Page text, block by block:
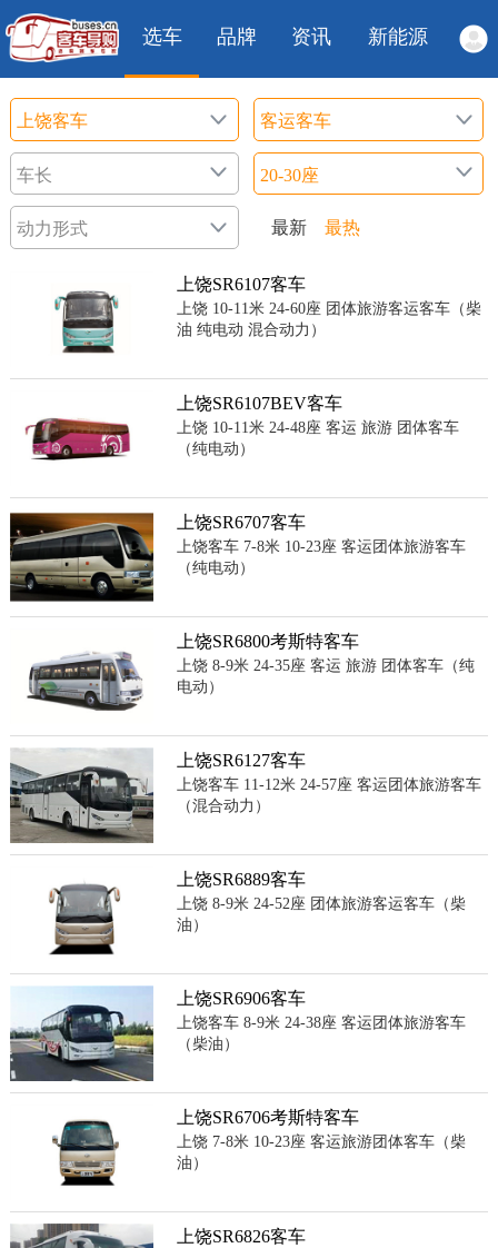
选车 品牌 资讯 新能源
最新 最热
上饶SR6107客车
上饶 10-11米 24-60座 团体旅游客运客车（柴
油 纯电动 混合动力）
上饶SR6107BEV客车
上饶 10-11米 24-48座 客运 旅游 团体客车
（纯电动）
上饶SR6707客车
上饶客车 7-8米 10-23座 客运团体旅游客车
（纯电动）
上饶SR6800考斯特客车
上饶 8-9米 24-35座 客运 旅游 团体客车（纯
电动）
上饶SR6127客车
上饶客车 11-12米 24-57座 客运团体旅游客车
（混合动力）
上饶SR6889客车
上饶 8-9米 24-52座 团体旅游客运客车（柴
油）
上饶SR6906客车
上饶客车 8-9米 24-38座 客运团体旅游客车
（柴油）
上饶SR6706考斯特客车
上饶 7-8米 10-23座 客运旅游团体客车（柴
油）
上饶SR6826客车